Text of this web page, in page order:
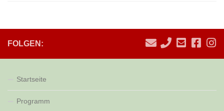
FOLGEN:
Startseite
Programm